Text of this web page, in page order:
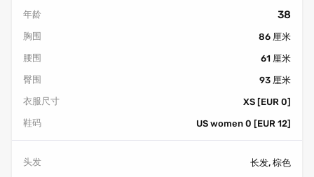
年龄 38
胸围
86 厘米
腰围
61 厘米
臀围
93 厘米
衣服尺寸
XS [EUR 0]
鞋码
US women 0 [EUR 12]
头发
长发, 棕色